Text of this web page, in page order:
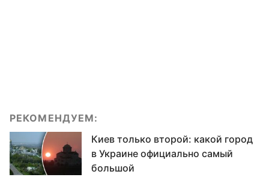
РЕКОМЕНДУЕМ:
Киев только второй: какой город
в Украине официально самый
большой